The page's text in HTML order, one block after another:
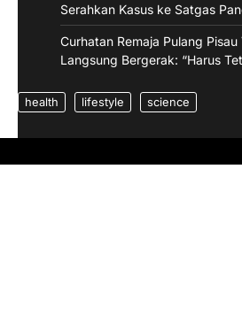
Serahkan Kasus ke Satgas
Curhatan Remaja Pulang
Langsung Bergerak: “Harus
health lifestyle science